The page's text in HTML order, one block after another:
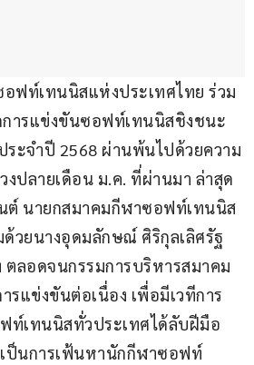
ฟท์เทนนิสแห่งประเทศไทย ร่วม
ารแข่งขันซอฟท์เทนนิสชิงชนะ
ระจำปี 2568 ผ่านพ้นไปด้วยความ
งปลายเดือน ม.ค. ที่ผ่านมา ล่าสุด
ต์ นายกสมาคมกีฬาซอฟท์เทนนิส
วยนางอุดมลักษณ์ ศิริกุลเลิศรัฐ
ตลอดจนกรรมการบริหารสมาคม
รแข่งขันต่อเนื่อง เพื่อมีเวทีการ
ท์เทนนิสทั่วประเทศได้ลับฝีมือ
เป็นการเฟ้นหานักกีฬาซอฟท์